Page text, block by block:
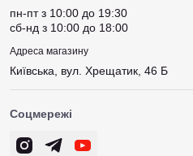
пн-пт з 10:00 до 19:30
сб-нд з 10:00 до 18:00
Адреса магазину
Київська, вул. Хрещатик, 46 Б
Соцмережі